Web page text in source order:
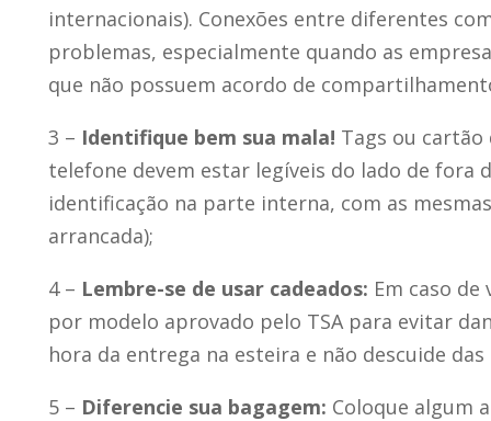
internacionais). Conexões entre diferentes
problemas, especialmente quando as
que não possuem acordo de
3 – Identifique bem sua mala! Tags ou cartão
telefone devem estar legíveis do lado de fora
identificação na parte interna, com as
arrancada);
4 – Lembre-se de usar cadeados: Em caso
por modelo aprovado pelo TSA para evitar
hora da entrega na esteira e não descuide
5 – Diferencie sua bagagem: Coloque algum